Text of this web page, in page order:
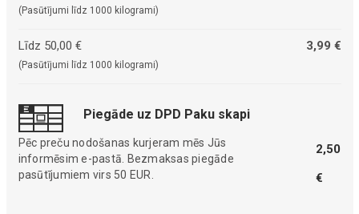
(Pasūtījumi līdz 1000 kilogrami)
Līdz 50,00 €
(Pasūtījumi līdz 1000 kilogrami)
3,99 €
Piegāde uz DPD Paku skapi
Pēc preču nodošanas kurjeram mēs Jūs
informēsim e-pastā. Bezmaksas piegāde
pasūtījumiem virs 50 EUR.
2,50
€